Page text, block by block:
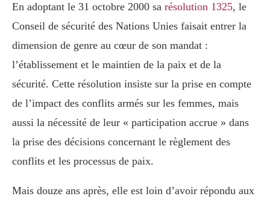
En adoptant le 31 octobre 2000 sa résolution 1325, le
Conseil de sécurité des Nations Unies faisait entrer la
dimension de genre au cœur de son mandat :
l’établissement et le maintien de la paix et de la
sécurité. Cette résolution insiste sur la prise en compte
de l’impact des conflits armés sur les femmes, mais
aussi la nécessité de leur « participation accrue » dans
la prise des décisions concernant le règlement des
conflits et les processus de paix.
Mais douze ans après, elle est loin d’avoir répondu aux